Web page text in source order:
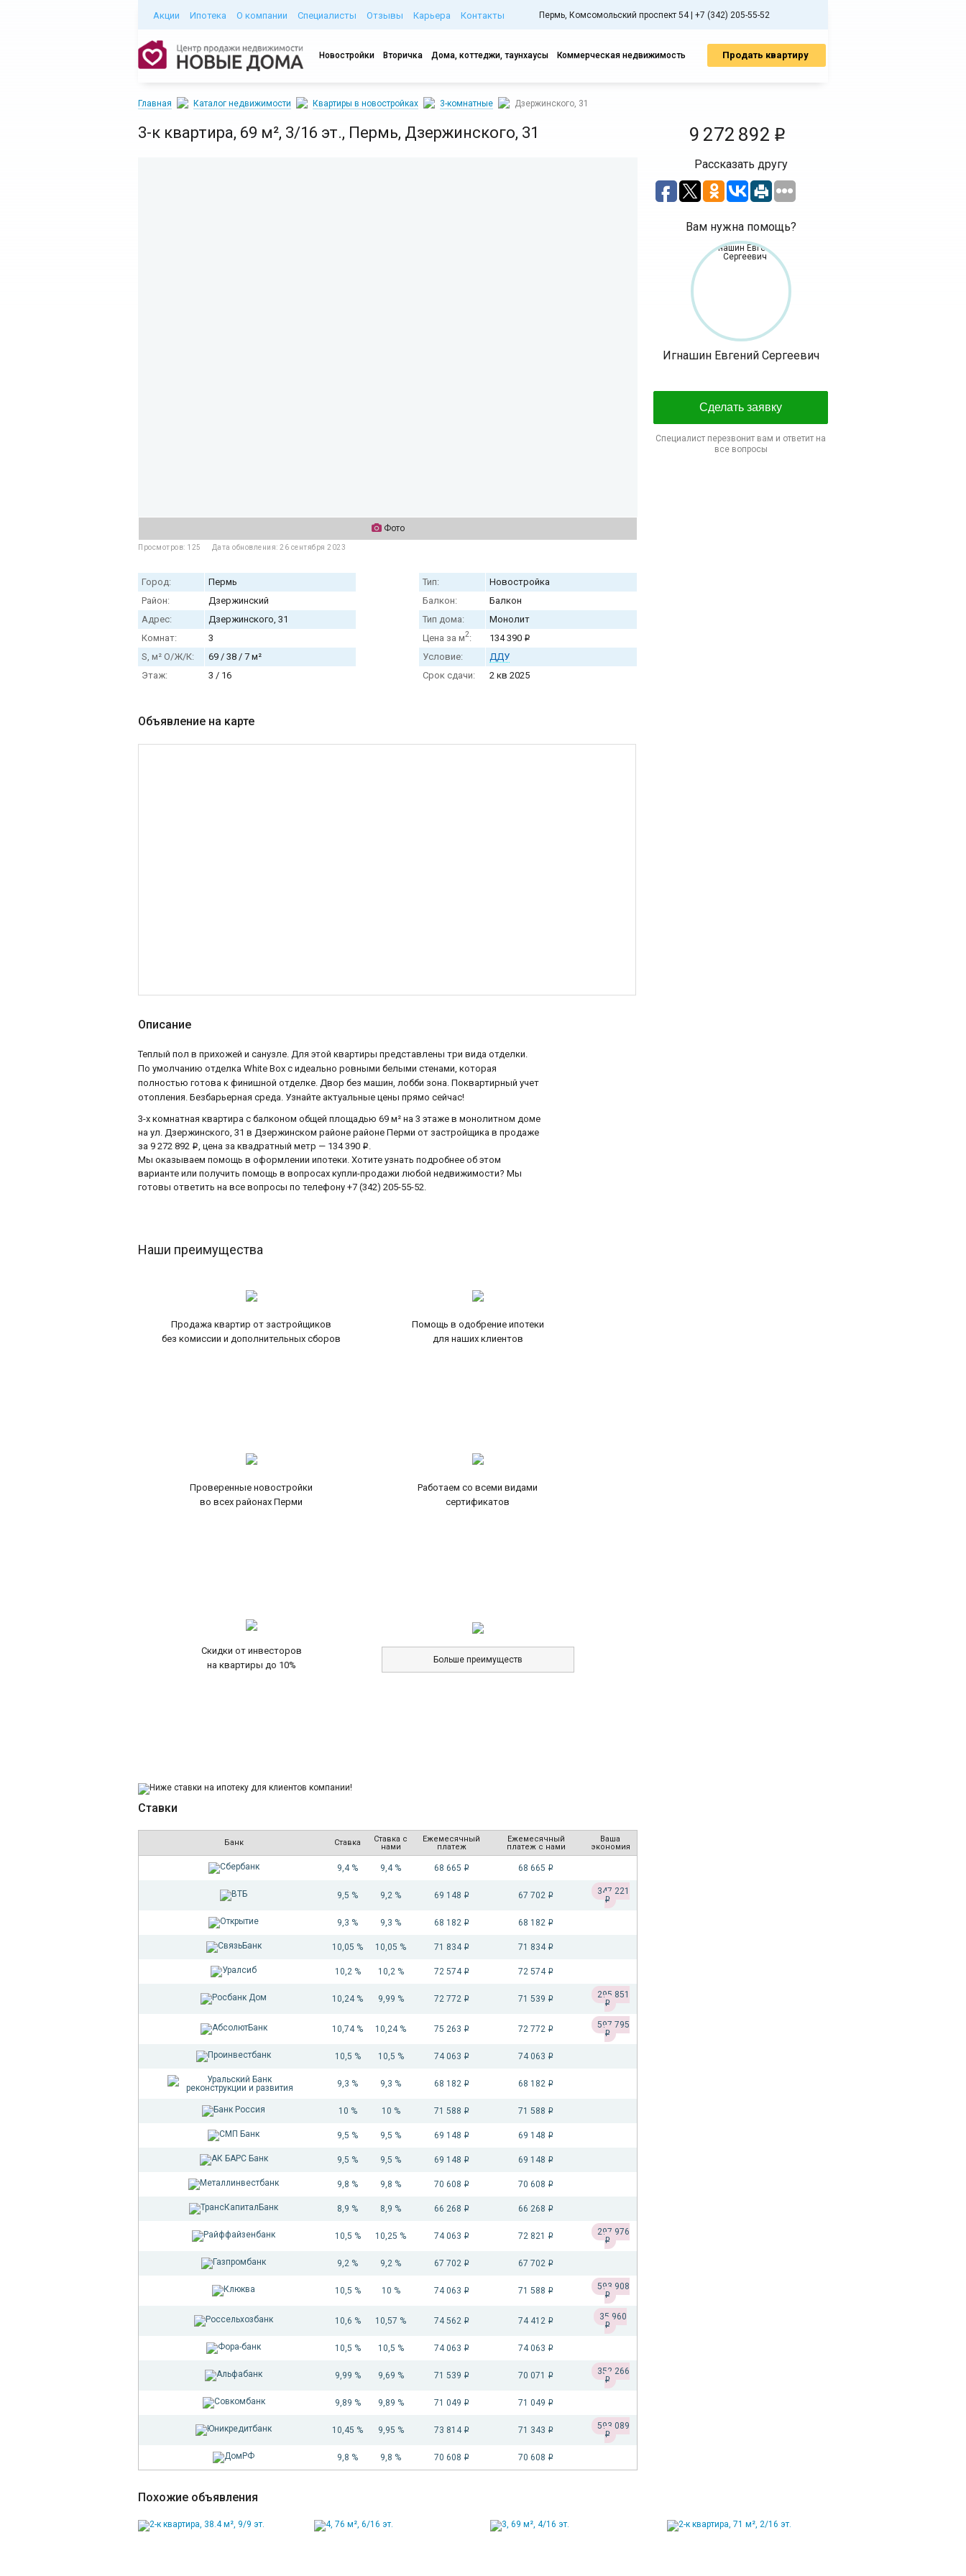
Акции Ипотека О компании Специалисты Отзывы Карьера Контакты Пермь, Комсомольский проспект 54 | +7 (342) 205-55-52
Новостройки Вторичка Дома, коттеджи, таунхаусы Коммерческая недвижимость Продать квартиру
Главная Каталог недвижимости Квартиры в новостройках 3-комнатные Дзержинского, 31
3-к квартира, 69 м², 3/16 эт., Пермь, Дзержинского, 31 9 272 892 i
Фото
Просмотров: 125 Дата обновления: 26 сентября 2023
Город:
Пермь
Район:
Дзержинский
Адрес:
Дзержинского, 31
Комнат:
3
S, м² О/Ж/К:
69 / 38 / 7 м²
Этаж:
3 / 16
Тип:
Новостройка
Балкон:
Балкон
Тип дома:
Монолит
Цена за м2
: 134 390 i
Условие:
ДДУ
Срок сдачи:
2 кв 2025
Объявление на карте
Описание
Теплый пол в прихожей и санузле. Для этой квартиры представлены три вида отделки.
По умолчанию отделка White Box с идеально ровными белыми стенами, которая
полностью готова к финишной отделке. Двор без машин, лобби зона. Поквартирный учет
отопления. Безбарьерная среда. Узнайте актуальные цены прямо сейчас!
3-х комнатная квартира с балконом общей площадью 69 м² на 3 этаже в монолитном доме
на ул. Дзержинского, 31 в Дзержинском районе районе Перми от застройщика в продаже
за 9 272 892 i, цена за квадратный метр — 134 390 i.
Мы оказываем помощь в оформлении ипотеки. Хотите узнать подробнее об этом
варианте или получить помощь в вопросах купли-продажи любой недвижимости? Мы
готовы ответить на все вопросы по телефону +7 (342) 205-55-52.
Наши преимущества
Продажа квартир от застройщиков
без комиссии и дополнительных сборов
Помощь в одобрение ипотеки
для наших клиентов
Проверенные новостройки
во всех районах Перми
Работаем со всеми видами
сертификатов
Скидки от инвесторов
на квартиры до 10%
Больше преимуществ
Ставки
Банк Ставка
Ставка с
нами
Ежемесячный
платеж
Ежемесячный
платеж с нами
Ваша
экономия
9,4 % 9,4 % 68 665 i 68 665 i
9,5 % 9,2 % 69 148 i 67 702 i 347 221
i
9,3 % 9,3 % 68 182 i 68 182 i
10,05 % 10,05 % 71 834 i 71 834 i
10,2 % 10,2 % 72 574 i 72 574 i
10,24 % 9,99 % 72 772 i 71 539 i 295 851
i
10,74 % 10,24 % 75 263 i 72 772 i 597 795
i
10,5 % 10,5 % 74 063 i 74 063 i
9,3 % 9,3 % 68 182 i 68 182 i
10 % 10 % 71 588 i 71 588 i
9,5 % 9,5 % 69 148 i 69 148 i
9,5 % 9,5 % 69 148 i 69 148 i
9,8 % 9,8 % 70 608 i 70 608 i
8,9 % 8,9 % 66 268 i 66 268 i
10,5 % 10,25 % 74 063 i 72 821 i 297 976
i
9,2 % 9,2 % 67 702 i 67 702 i
10,5 % 10 % 74 063 i 71 588 i 593 908
i
10,6 % 10,57 % 74 562 i 74 412 i 35 960
i
10,5 % 10,5 % 74 063 i 74 063 i
9,99 % 9,69 % 71 539 i 70 071 i 352 266
i
9,89 % 9,89 % 71 049 i 71 049 i
10,45 % 9,95 % 73 814 i 71 343 i 593 089
i
9,8 % 9,8 % 70 608 i 70 608 i
Рассказать другу
Вам нужна помощь?
Игнашин Евгений Сергеевич
Сделать заявку
Специалист перезвонит вам и ответит на
все вопросы
Похожие объявления